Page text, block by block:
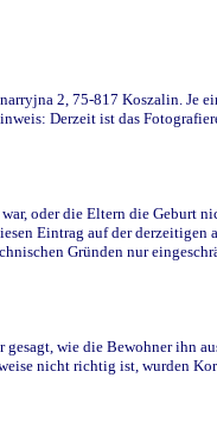
2, 75-817 Koszalin. Je
Derzeit ist das
oder die Eltern die Geburt
Eintrag auf der derzeitigen
Gründen nur
wie die Bewohner ihn
nicht richtig ist, wurden